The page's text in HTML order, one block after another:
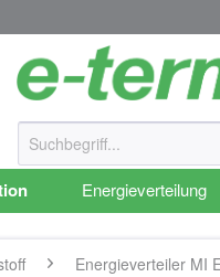
Energieverteilung
Energieverteiler MI